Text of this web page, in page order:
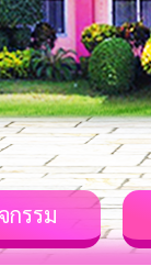
กรรม